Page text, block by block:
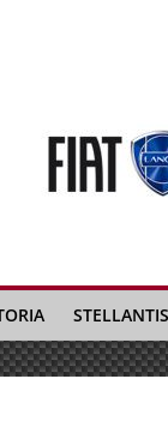
STELLANTIS